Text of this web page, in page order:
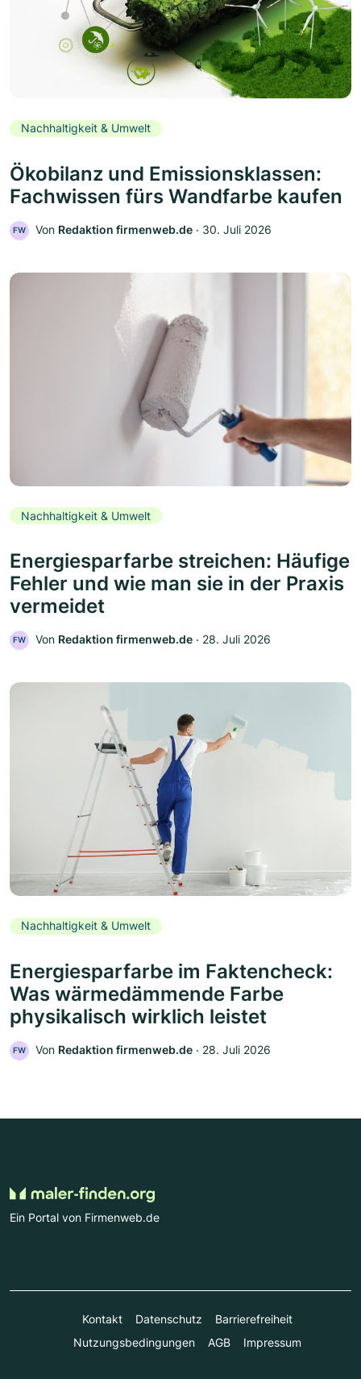
Nachhaltigkeit & Umwelt
Ökobilanz und Emissionsklassen:
Fachwissen fürs Wandfarbe kaufen
FW Von Redaktion firmenweb.de ‧ 30. Juli 2026
Nachhaltigkeit & Umwelt
Energiesparfarbe streichen: Häufige
Fehler und wie man sie in der Praxis
vermeidet
FW Von Redaktion firmenweb.de ‧ 28. Juli 2026
Nachhaltigkeit & Umwelt
Energiesparfarbe im Faktencheck:
Was wärmedämmende Farbe
physikalisch wirklich leistet
FW Von Redaktion firmenweb.de ‧ 28. Juli 2026
Ein Portal von Firmenweb.de
Kontakt Datenschutz
Barrierefreiheit
Nutzungsbedingungen
AGB Impressum